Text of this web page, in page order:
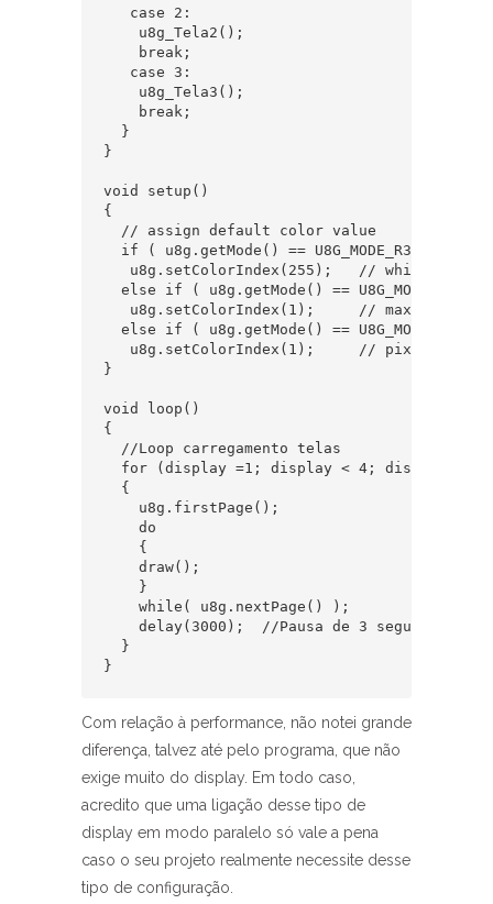
   case 2:
    u8g_Tela2();
    break;
   case 3:
    u8g_Tela3();
    break;
  }
}
void setup()
{
  // assign default color value
  if ( u8g.getMode() == U8G_MODE_R3G3B2 )
   u8g.setColorIndex(255);   // white
else if ( u8g.getMode() ==
u8g.setColorIndex(1);     // max
  else if ( u8g.getMode() == U8G_MODE_BW )
   u8g.setColorIndex(1);     // pixel on
}
void loop()
{
  //Loop carregamento telas
for (display =1; display < 4; display++)
  {
    u8g.firstPage();
    do
    {
    draw();
    }
    while( u8g.nextPage() );
delay(3000);  //Pausa de 3 segundos e
  }
}
Com relação à performance, não notei grande
diferença, talvez até pelo programa, que não
exige muito do display. Em todo caso,
acredito que uma ligação desse tipo de
display em modo paralelo só vale a pena
caso o seu projeto realmente necessite desse
tipo de configuração.